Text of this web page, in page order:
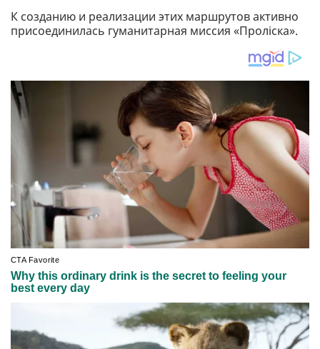
К созданию и реализации этих маршрутов активно
присоединилась гуманитарная миссия «Проліска».